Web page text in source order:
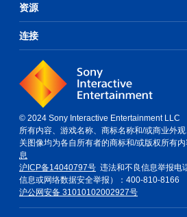
资源
连接
© 2024 Sony Interactive Entertainment LLC
所有内容、游戏名称、商标名称和/或商业外
关图像均为各自所有者的商标和/或版权所有
息
沪ICP备14040797号 违法和不良信息举报电
信息或网络数据安全举报）：400-810-8166
沪公网安备 31010102002927号